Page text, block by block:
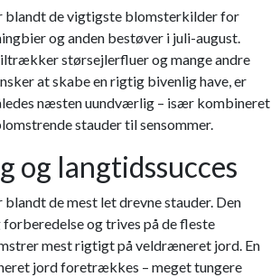
blandt de vigtigste blomsterkilder for
og anden bestøver i juli-august.
størsejlerfluer og mange andre
at skabe en rigtig bivenlig have, er
næsten uundværlig – især kombineret
stauder til sensommer.
og langtidssucces
de mest let drevne stauder. Den
og trives på de fleste
mest rigtigt på veldræneret jord. En
jord foretrækkes – meget tungere